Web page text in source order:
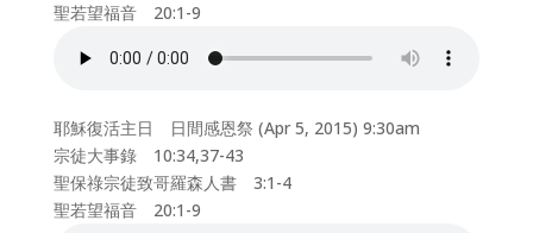
聖若望福音 20:1-9
耶穌復活主日 日間感恩祭 (Apr 5, 2015) 9:30am
宗徒大事錄 10:34,37-43
聖保祿宗徒致哥羅森人書 3:1-4
聖若望福音 20:1-9